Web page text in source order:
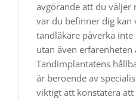
avgörande att du väljer
var du befinner dig kan
tandläkare påverka
utan även erfarenheten
Tandimplantatens
är beroende av
viktigt att konstatera